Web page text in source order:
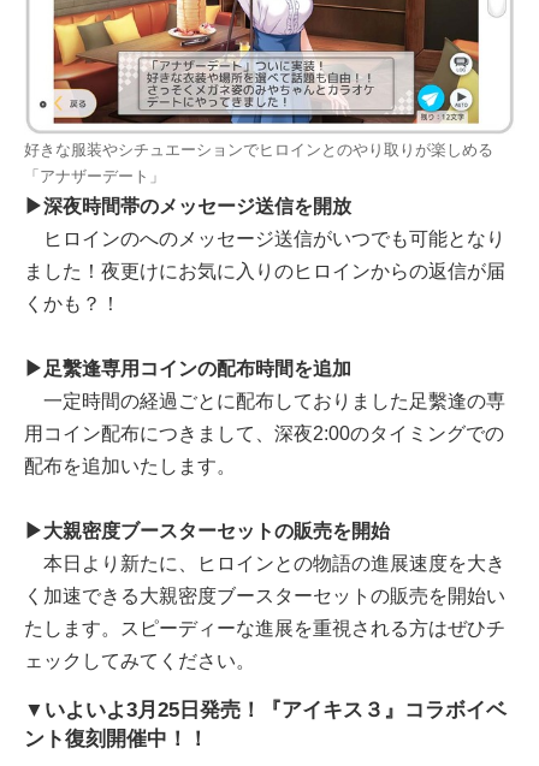
好きな服装やシチュエーションでヒロインとのやり取りが楽しめる
「アナザーデート」
▶深夜時間帯のメッセージ送信を開放
ヒロインのへのメッセージ送信がいつでも可能となり
ました！夜更けにお気に入りのヒロインからの返信が届
くかも？！
▶足繫逢専用コインの配布時間を追加
一定時間の経過ごとに配布しておりました足繫逢の専
用コイン配布につきまして、深夜2:00のタイミングでの
配布を追加いたします。
▶大親密度ブースターセットの販売を開始
本日より新たに、ヒロインとの物語の進展速度を大き
く加速できる大親密度ブースターセットの販売を開始い
たします。スピーディーな進展を重視される方はぜひチ
ェックしてみてください。
▼いよいよ3月25日発売！『アイキス３』コラボイベ
ント復刻開催中！！